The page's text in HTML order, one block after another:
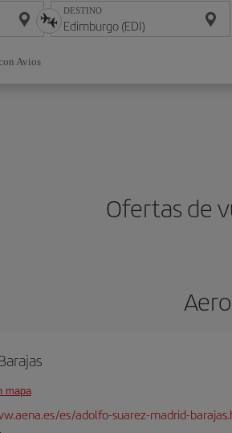
DESTINO
Avios
Ofertas de
mapa
es/adolfo-suarez-madrid-